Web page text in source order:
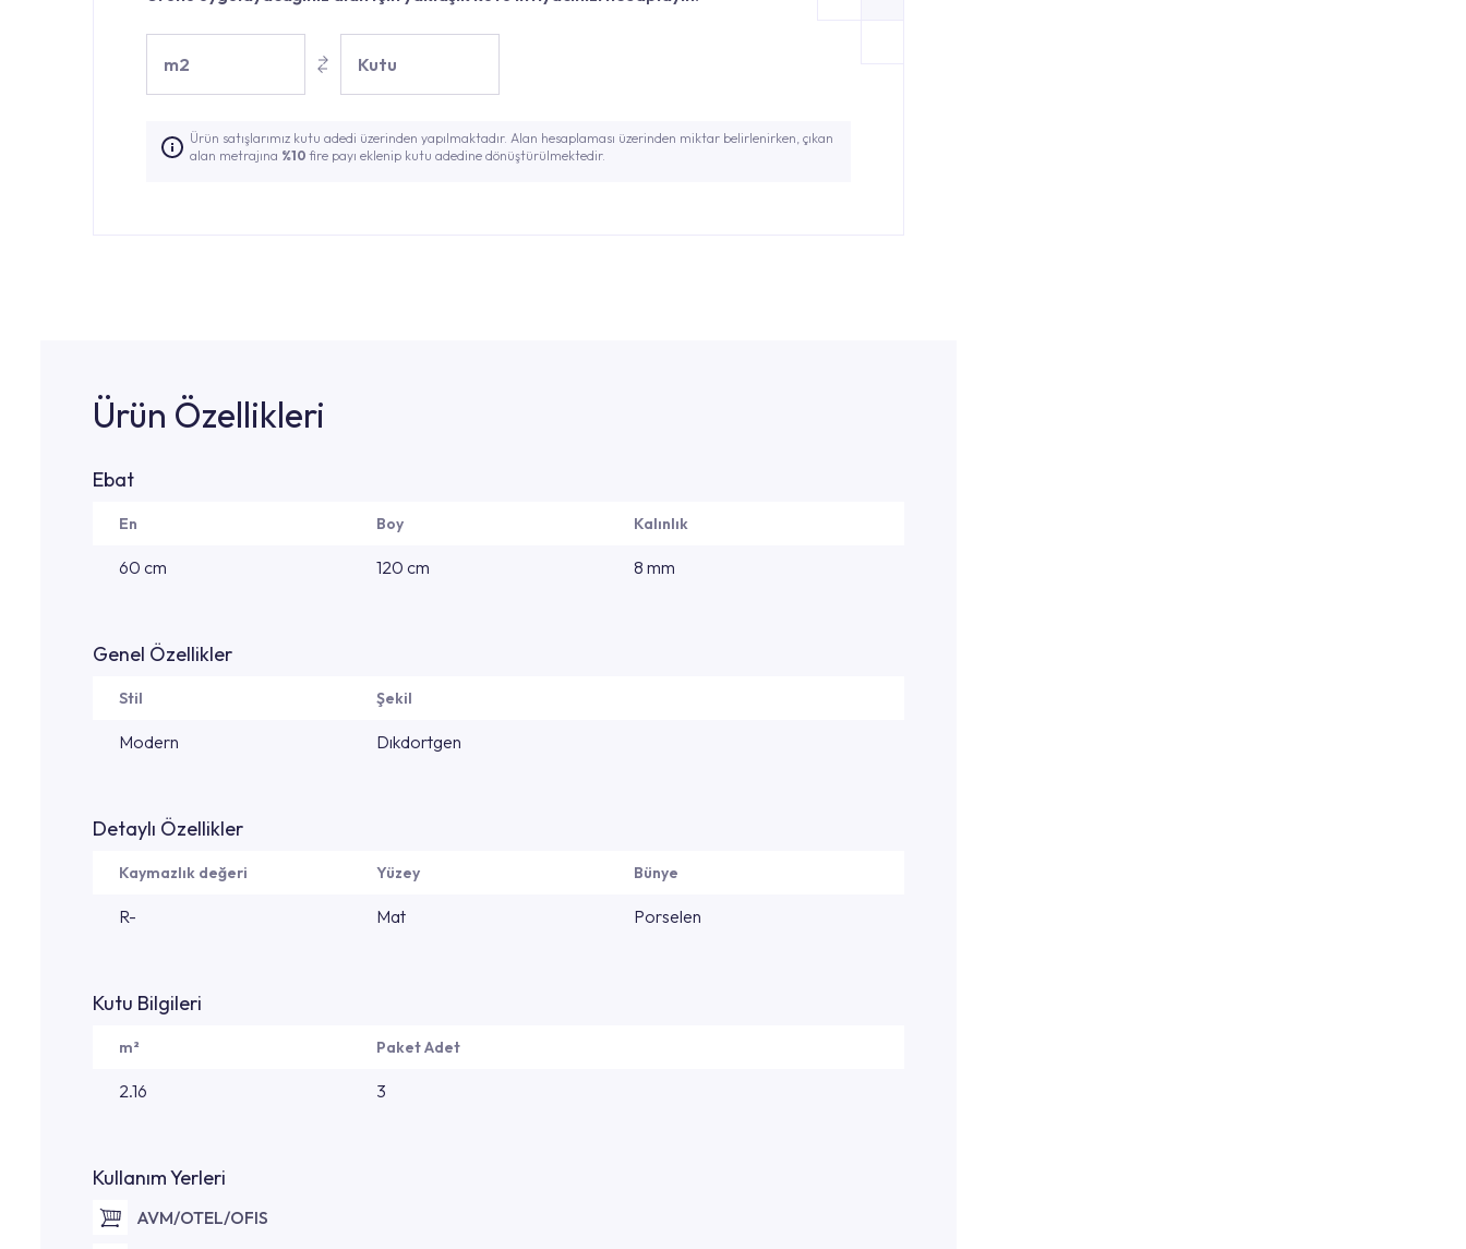
m2 Kutu
Ürün satışlarımız kutu adedi üzerinden yapılmaktadır. Alan hesaplaması üzerinden miktar belirlenirken, çıkan
alan metrajına %10 fire payı eklenip kutu adedine dönüştürülmektedir.
Ürün Özellikleri
Ebat
En Boy Kalınlık
60 cm 120 cm 8 mm
Genel Özellikler
Stil Şekil
Modern Dıkdortgen
Detaylı Özellikler
Kaymazlık değeri Yüzey Bünye
R- Mat Porselen
Kutu Bilgileri
m² Paket Adet
2.16 3
Kullanım Yerleri
AVM/OTEL/OFIS